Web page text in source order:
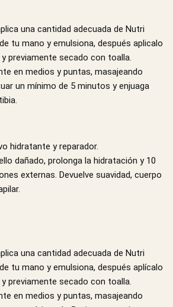
una cantidad adecuada de Nutri
tu mano y emulsiona, después aplicalo
previamente secado con toalla.
en medios y puntas, masajeando
un mínimo de 5 minutos y enjuaga
hidratante y reparador.
dañado, prolonga la hidratación y 10
externas. Devuelve suavidad, cuerpo
una cantidad adecuada de Nutri
tu mano y emulsiona, después aplícalo
previamente secado con toalla.
en medios y puntas, masajeando